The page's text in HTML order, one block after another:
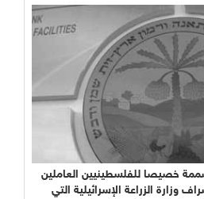
خصيصا للفلسطينيين العاملين
وزارة الزراعة الإسرائيلية التي